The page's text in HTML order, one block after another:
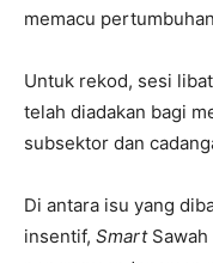
memacu
Untuk rekod, sesi
telah diadakan bagi
subsektor dan
Di antara isu yang
insentif, SmartSawah